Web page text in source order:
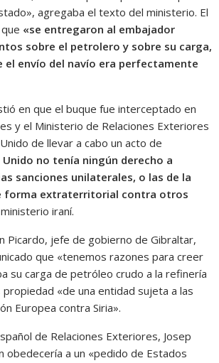
agregaba el texto del ministerio. El
«se entregaron al embajador
sobre el petrolero y sobre su carga,
el envío del navío era perfectamente
en que el buque fue interceptado en
y el Ministerio de Relaciones Exteriores
de llevar a cabo un acto de
Unido no tenía ningún derecho a
sanciones unilaterales, o las de la
forma extraterritorial contra otros
iraní.
Picardo, jefe de gobierno de Gibraltar,
que «tenemos razones para creer
su carga de petróleo crudo a la refinería
propiedad «de una entidad sujeta a las
Europea contra Siria».
de Relaciones Exteriores, Josep
obedecería a un «pedido de Estados